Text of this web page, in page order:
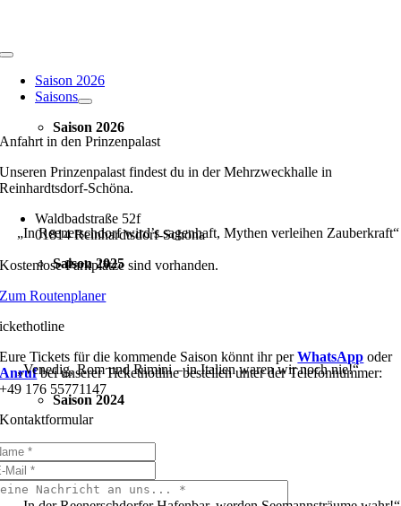
Toggle
NavigationSaison 2026
Saisons
Saison 2026
„In Reenerschdorf wird’s sagenhaft, Mythen verleihen Zauberkraft“
Saison 2025
„Venedig, Rom und Rimini – in Italien waren wir noch nie!“
Saison 2024
Anfahrt in den Prinzenpalast
Unseren Prinzenpalast findest du in der Mehrzweckhalle in
Reinhardtsdorf-Schöna.
Waldbadstraße 52f
01814 Reinhardtsdorf-Schöna
Kostenlose Parkplätze sind vorhanden.
Zum Routenplaner
Eure Tickets für die kommende Saison könnt ihr perWhatsApp oder
Anrufbei unserer Tickethotline bestellen unter der Telefonnummer:
+49 176 55771147
Kontaktformular